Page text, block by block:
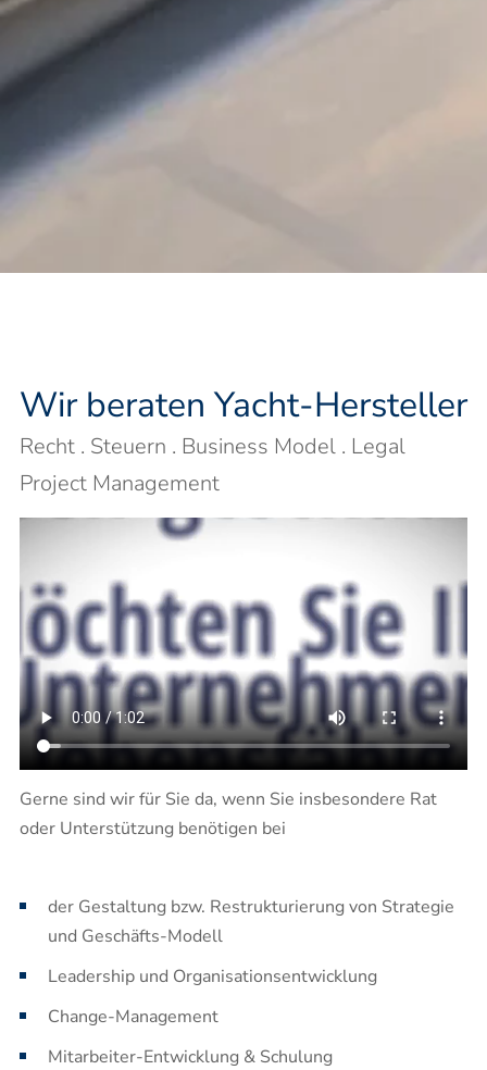
Wir beraten Yacht-Hersteller
Recht . Steuern . Business Model . Legal
Project Management
Gerne sind wir für Sie da, wenn Sie insbesondere Rat
oder Unterstützung benötigen bei
der Gestaltung bzw. Restrukturierung von Strategie
und Geschäfts-Modell
Leadership und Organisationsentwicklung
Change-Management
Mitarbeiter-Entwicklung & Schulung